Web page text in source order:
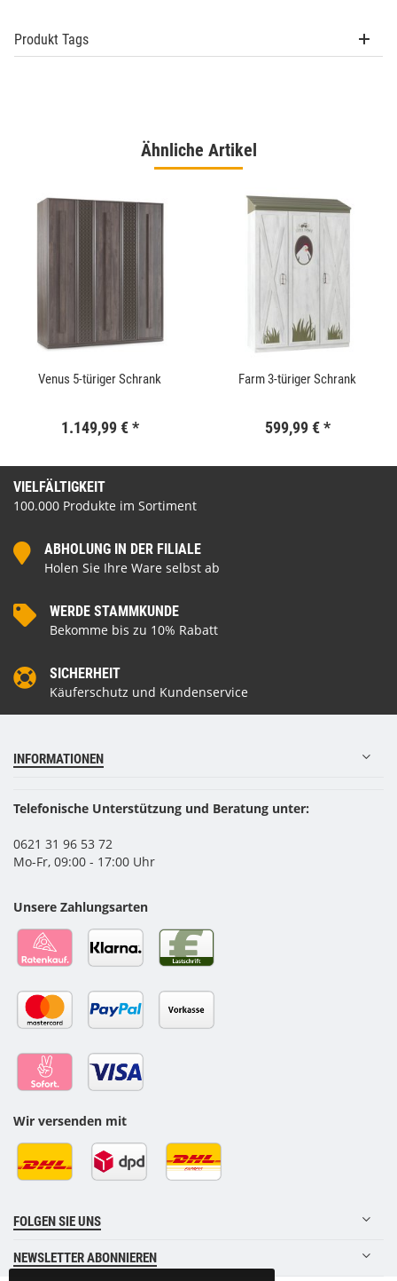
Produkt Tags
Ähnliche Artikel
Venus 5-türiger Schrank
1.149,99 € *
Farm 3-türiger Schrank
599,99 € *
VIELFÄLTIGKEIT
100.000 Produkte im Sortiment
ABHOLUNG IN DER FILIALE
Holen Sie Ihre Ware selbst ab
WERDE STAMMKUNDE
Bekomme bis zu 10% Rabatt
SICHERHEIT
Käuferschutz und Kundenservice
INFORMATIONEN
Telefonische Unterstützung und Beratung unter:
0621 31 96 53 72
Mo-Fr, 09:00 - 17:00 Uhr
Unsere Zahlungsarten
Wir versenden mit
FOLGEN SIE UNS
NEWSLETTER ABONNIEREN